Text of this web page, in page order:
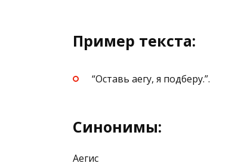
Пример текста:
“Оставь аегу, я подберу.”.
Синонимы:
Аегис